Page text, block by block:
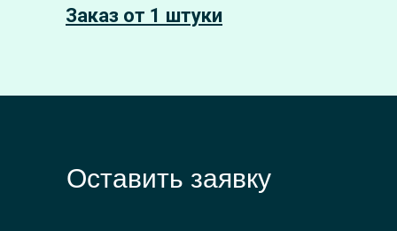
Заказ от 1 штуки
Оставить заявку